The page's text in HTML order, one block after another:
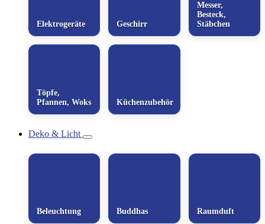
Elektrogeräte Geschirr
Messer,
Besteck,
Stäbchen
Töpfe,
Pfannen, Woks
Küchenzubehör
Deko & Licht
Beleuchtung Buddhas Raumduft